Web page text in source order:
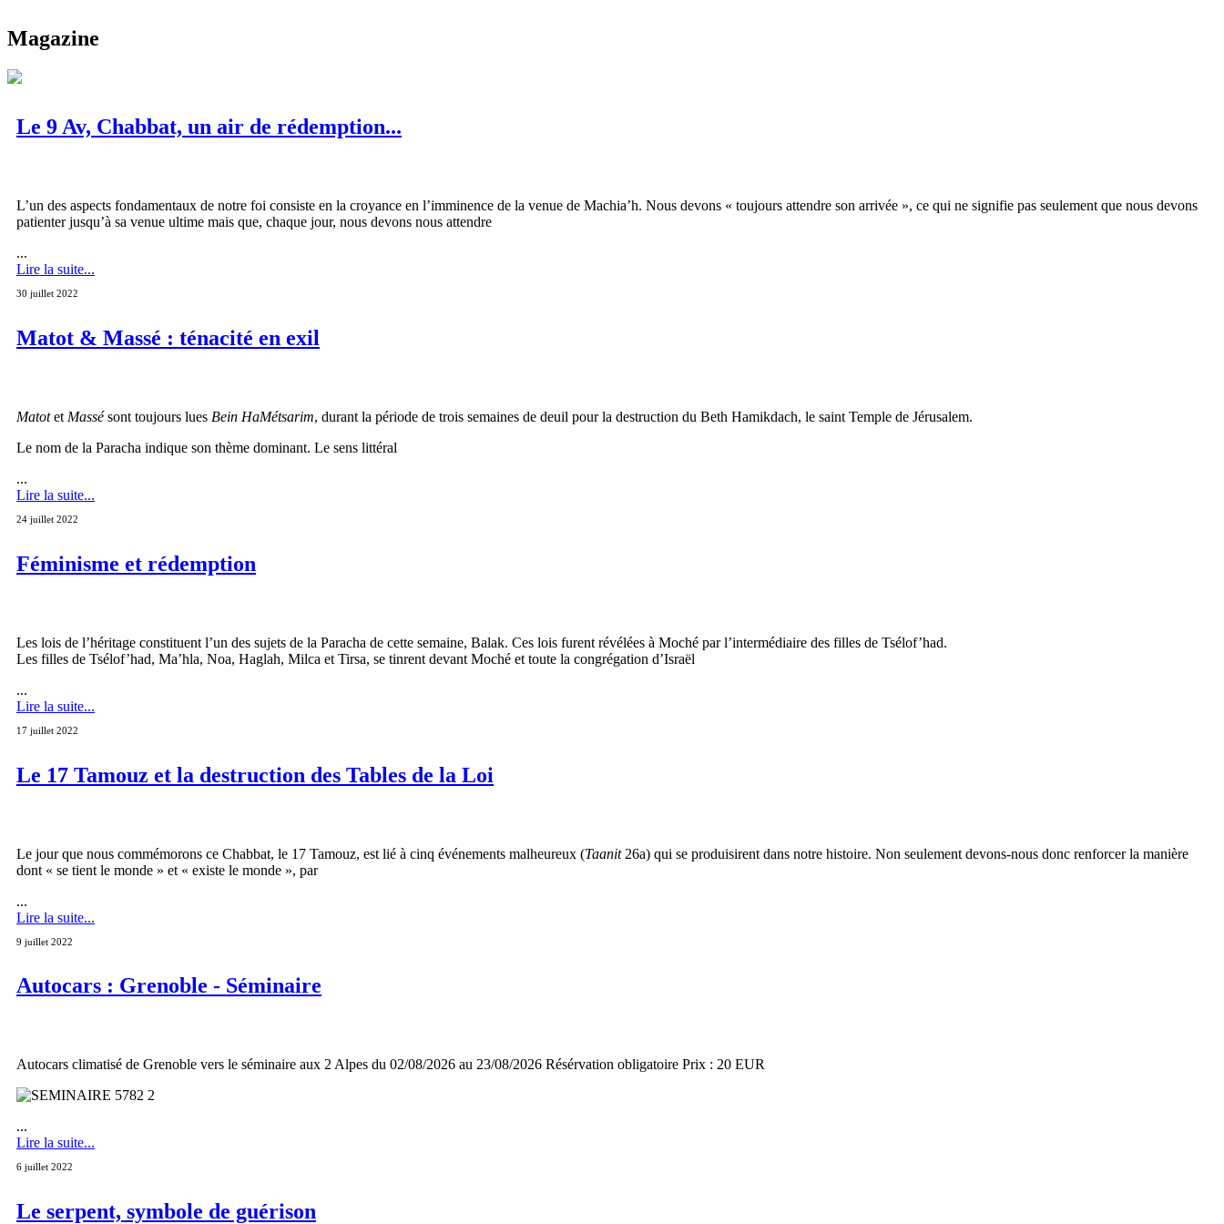
Magazine
Le 9 Av, Chabbat, un air de rédemption...
L’un des aspects fondamentaux de notre foi consiste en la croyance en l’imminence de la venue de Machia’h. Nous devons « toujours attendre son arrivée », ce qui ne signifie pas seulement que nous devons
patienter jusqu’à sa venue ultime mais que, chaque jour, nous devons nous attendre
...
Lire la suite...
30 juillet 2022
Matot & Massé : ténacité en exil
Matotet Massésont toujours lues Bein HaMétsarim, durant la période de trois semaines de deuil pour la destruction du Beth Hamikdach, le saint Temple de Jérusalem.
Le nom de la Paracha indique son thème dominant. Le sens littéral
...
Lire la suite...
24 juillet 2022
Féminisme et rédemption
Les lois de l’héritage constituent l’un des sujets de la Paracha de cette semaine, Balak. Ces lois furent révélées à Moché par l’intermédiaire des filles de Tsélof’had.
Les filles de Tsélof’had, Ma’hla, Noa, Haglah, Milca et Tirsa, se tinrent devant Moché et toute la congrégation d’Israël
...
Lire la suite...
17 juillet 2022
Le 17 Tamouz et la destruction des Tables de la Loi
Le jour que nous commémorons ce Chabbat, le 17 Tamouz, est lié à cinq événements malheureux (Taanit 26a) qui se produisirent dans notre histoire. Non seulement devons-nous donc renforcer la manière
dont « se tient le monde » et « existe le monde », par
...
Lire la suite...
9 juillet 2022
Autocars : Grenoble - Séminaire
Autocars climatisé de Grenoble vers le séminaire aux 2 Alpes du 02/08/2026 au 23/08/2026 Résérvation obligatoire Prix : 20 EUR
...
Lire la suite...
6 juillet 2022
Le serpent, symbole de guérison